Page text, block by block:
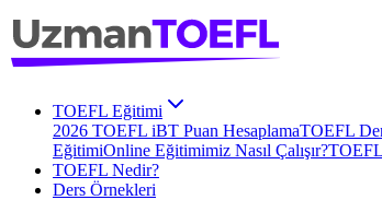
TOEFL Eğitimi
2026 TOEFL iBT Puan HesaplamaTOEFL
EğitimiOnline Eğitimimiz Nasıl Çalışır?
TOEFL Nedir?
Ders Örnekleri